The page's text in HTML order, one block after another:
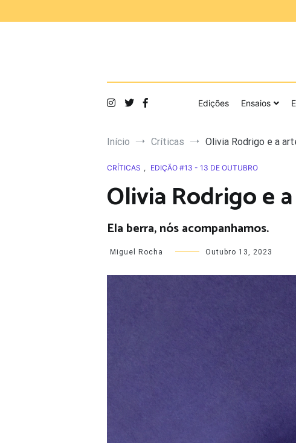
Edições Ensaios
Início Críticas Olivia Rodrigo e a
CRÍTICAS , EDIÇÃO #13 - 13 DE OUTUBRO
Olivia Rodrigo e
Ela berra, nós acompanhamos.
Miguel Rocha Outubro 13, 2023